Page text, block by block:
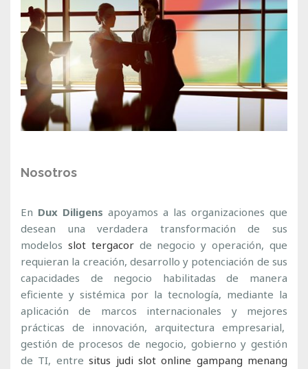
Nosotros
En Dux Diligens apoyamos a las organizaciones que
desean una verdadera transformación de sus
modelos slot tergacorde negocio y operación, que
requieran la creación, desarrollo y potenciación de sus
capacidades de negocio habilitadas de manera
eficiente y sistémica por la tecnología, mediante la
aplicación de marcos internacionales y mejores
prácticas de innovación, arquitectura empresarial,
gestión de procesos de negocio, gobierno y gestión
de TI, entresitus judi slot online gampang menang